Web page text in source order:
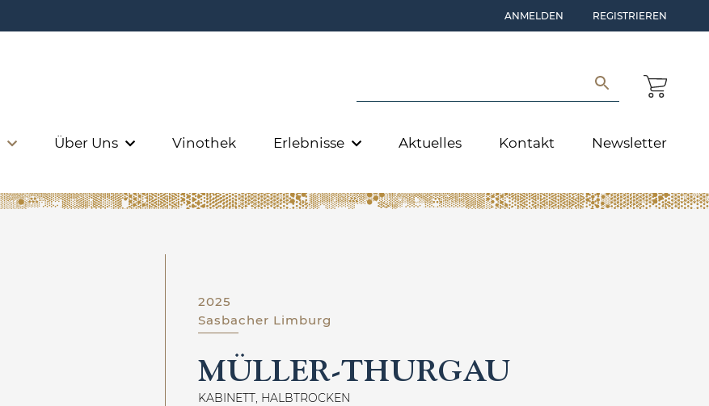
ANMELDEN REGISTRIEREN
Über Uns Vinothek Erlebnisse Aktuelles Kontakt Newsletter
2025
Sasbacher Limburg
MÜLLER-THURGAU
KABINETT, HALBTROCKEN